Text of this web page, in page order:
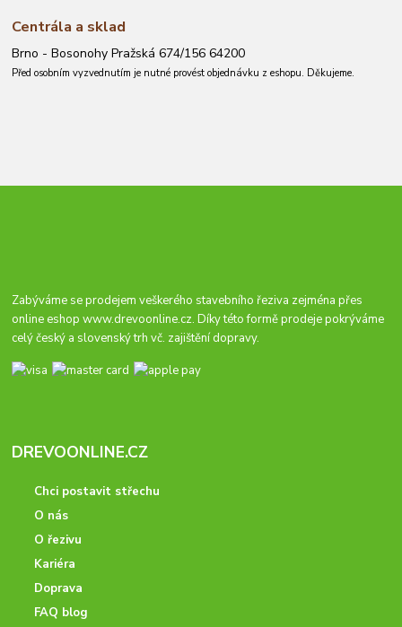
Centrála a sklad
Brno - Bosonohy Pražská 674/156 64200
Před osobním vyzvednutím je nutné provést objednávku z eshopu. Děkujeme.
Zabýváme se prodejem veškerého stavebního řeziva zejména přes
online eshopwww.drevoonline.cz. Díky této formě prodeje pokrýváme
celý český a slovenský trh vč. zajištění dopravy.
DREVOONLINE.CZ
Chci postavit střechu
O nás
O řezivu
Kariéra
Doprava
FAQ blog